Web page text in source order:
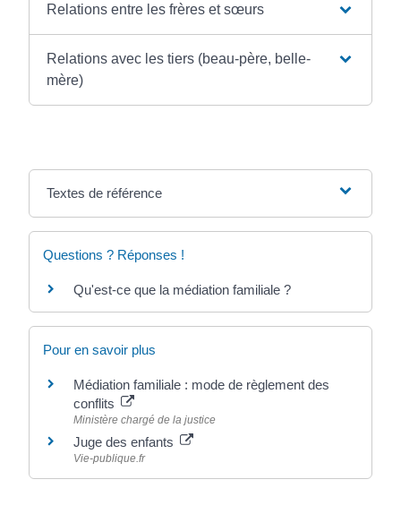
Relations entre les frères et sœurs
Relations avec les tiers (beau-père, belle-
mère)
Textes de référence
Questions ? Réponses !
Qu'est-ce que la médiation familiale ?
Pour en savoir plus
Médiation familiale : mode de règlement des
conflits
Ministère chargé de la justice
Juge des enfants
Vie-publique.fr